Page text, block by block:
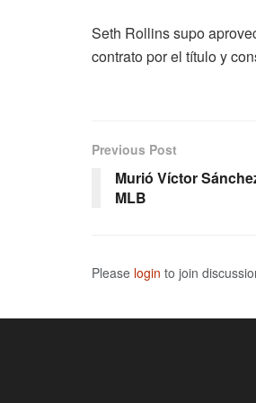
Seth Rollins supo
contrato por el título y
Previous Post
Murió Víctor
MLB
Please login to join